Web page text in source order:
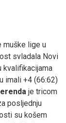
muške lige u
svladala Novi
kvalifikacijama
imali +4 (66:62)
je tricom
posljednju
su košem